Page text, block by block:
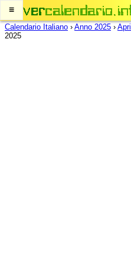
≡
Calendario Italiano › Anno 2025 ›
2025